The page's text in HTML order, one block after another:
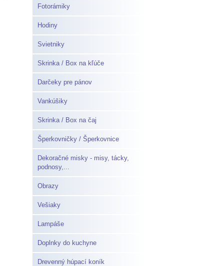
Fotorámiky
Hodiny
Svietniky
Skrinka / Box na kľúče
Darčeky pre pánov
Vankúšiky
Skrinka / Box na čaj
Šperkovničky / Šperkovnice
Dekoračné misky - misy, tácky,
podnosy,...
Obrazy
Vešiaky
Lampáše
Doplnky do kuchyne
Drevenný húpací koník